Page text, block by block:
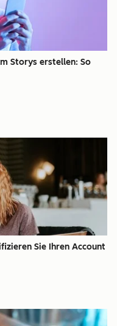
Storys erstellen: So
Sie Ihren Account